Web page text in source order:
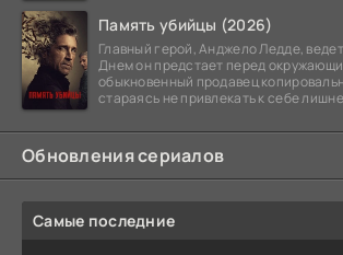
Память убийцы (2026)
Главный герой, Анджело Ледде,
Днем он предстает перед
обыкновенный продавец
стараясь не привлекать к себе
Обновления сериалов
Самые последние